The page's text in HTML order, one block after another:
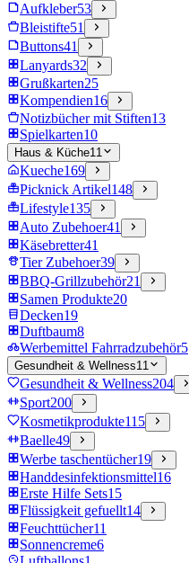
Aufkleber53
Bleistifte51
Buttons41
Lanyards32
Grußkarten25
Kompendien16
Notizbücher mit Stiften13
Spielkarten10
Haus & Küche11
Kueche169
Picknick Artikel148
Lifestyle135
Auto Zubehoer41
Käsebretter41
Tier Zubehoer39
BBQ-Grillzubehör21
Samen Produkte20
Decken19
Duftbaum8
Werbemittel Fahrradzubehör5
Gesundheit & Wellness11
Gesundheit & Wellness204
Sport200
Kosmetikprodukte115
Baelle49
Werbe taschentücher19
Handdesinfektionsmittel16
Erste Hilfe Sets15
Flüssigkeit gefuellt14
Feuchttücher11
Sonnencreme6